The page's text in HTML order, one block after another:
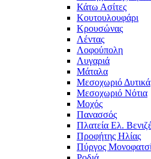
Κάτω Ασίτες
Κουτουλουφάρι
Κρουσώνας
Λέντας
Λοφούπολη
Λυγαριά
Μάταλα
Μεσοχωριό Δυτικά
Μεσοχωριό Νότια
Μοχός
Πανασσός
Πλατεία Ελ.
Προφήτης Ηλίας
Πύργος